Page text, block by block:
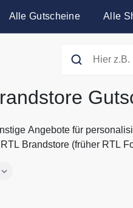
Alle Gutscheine Alle
Angebote für
Brandstore (früher RTL
Angebote für